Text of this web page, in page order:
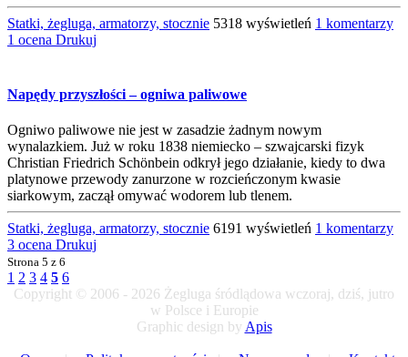
Statki, żegluga, armatorzy, stocznie 5318 wyświetleń 1 komentarzy
1 ocena Drukuj
Napędy przyszłości – ogniwa paliwowe
Ogniwo paliwowe nie jest w zasadzie żadnym nowym
wynalazkiem. Już w roku 1838 niemiecko – szwajcarski fizyk
Christian Friedrich Schönbein odkrył jego działanie, kiedy to dwa
platynowe przewody zanurzone w rozcieńczonym kwasie
siarkowym, zaczął omywać wodorem lub tlenem.
Statki, żegluga, armatorzy, stocznie 6191 wyświetleń 1 komentarzy
3 ocena Drukuj
Strona 5 z 6
1 2 3 4 5 6
Copyright © 2006 - 2026 Żegluga śródlądowa wczoraj, dziś, jutro
w Polsce i Europie
Graphic design by Apis